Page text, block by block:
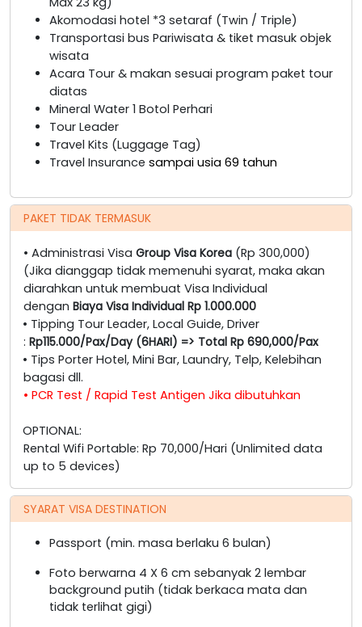
Akomodasi hotel *3 setaraf (Twin / Triple)
Transportasi bus Pariwisata & tiket masuk objek
wisata
Acara Tour & makan sesuai program paket tour
diatas
Mineral Water 1 Botol Perhari
Tour Leader
Travel Kits (Luggage Tag)
Travel Insurance sampai usia 69 tahun
PAKET TIDAK TERMASUK
• Administrasi Visa Group Visa Korea (Rp 300,000)
(Jika dianggap tidak memenuhi syarat, maka akan
diarahkan untuk membuat Visa Individual
dengan Biaya Visa Individual Rp 1.000.000
• Tipping Tour Leader, Local Guide, Driver
: Rp115.000/Pax/Day (6HARI) => Total Rp 690,000/Pax
• Tips Porter Hotel, Mini Bar, Laundry, Telp, Kelebihan
bagasi dll.
• PCR Test / Rapid Test Antigen Jika dibutuhkan
OPTIONAL:
Rental Wifi Portable: Rp 70,000/Hari (Unlimited data
up to 5 devices)
SYARAT VISA DESTINATION
Passport (min. masa berlaku 6 bulan)
Foto berwarna 4 X 6 cm sebanyak 2 lembar
background putih (tidak berkaca mata dan
tidak terlihat gigi)